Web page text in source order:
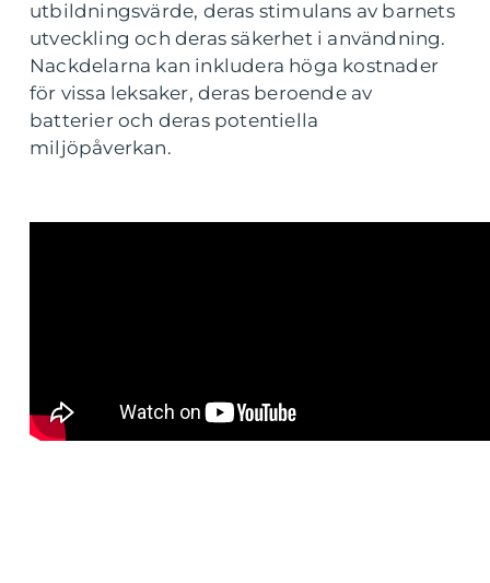
utbildningsvärde, deras stimulans av barnets
utveckling och deras säkerhet i användning.
Nackdelarna kan inkludera höga kostnader
för vissa leksaker, deras beroende av
batterier och deras potentiella
miljöpåverkan.